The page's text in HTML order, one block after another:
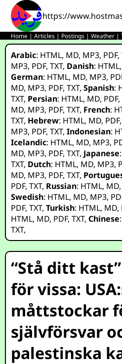
https://
Home |Articles | Postings |Weather |
Arabic: HTML, MD, MP3, PDF,
MP3, PDF,TXT, Danish: HTML,
German: HTML, MD, MP3,
MD, MP3, PDF,TXT,Spanish:
TXT, Persian: HTML, MD, PDF,
MD, MP3, PDF,TXT, French:
TXT, Hebrew: HTML, MD, PDF
MP3, PDF,TXT,Indonesian:
Icelandic: HTML, MD, MP3,
MD, MP3, PDF,TXT, Japanese:
TXT, Dutch: HTML, MD, MP3,
MD, MP3, PDF,TXT,
PDF,TXT, Russian: HTML, MD,
Swedish: HTML, MD, MP3,
PDF,TXT,Turkish: HTML, MD,
HTML, MD, PDF,TXT,Chinese:
TXT,
“Stå ditt
för vissa:
måttstockar
självförsvar
palestinska